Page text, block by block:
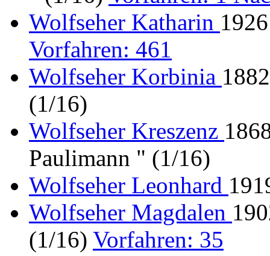
Wolfseher Katharin
Vorfahren: 461
Wolfseher Korbinia
(1/16)
Wolfseher Kreszenz
Paulimann " (1/16)
Wolfseher Leonhard
Wolfseher Magdalen
(1/16) Vorfahren: 35